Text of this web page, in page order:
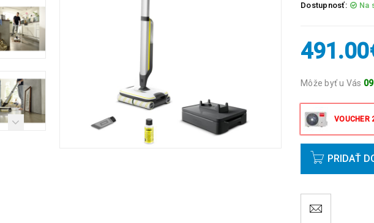
Dostupnosť: Na
491.00
Môže byť u Vás
istý deň okrem
PRIDAŤ